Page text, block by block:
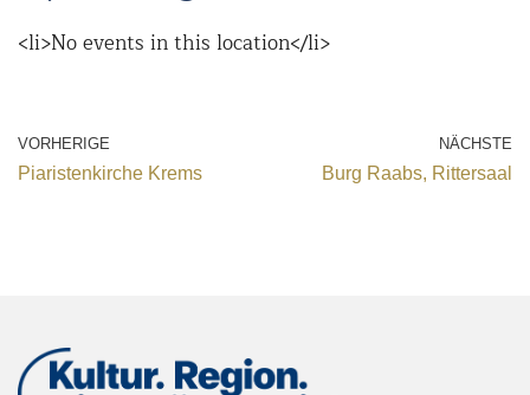
<li>No events in this location</li>
VORHERIGE
Piaristenkirche Krems
NÄCHSTE
Burg Raabs, Rittersaal